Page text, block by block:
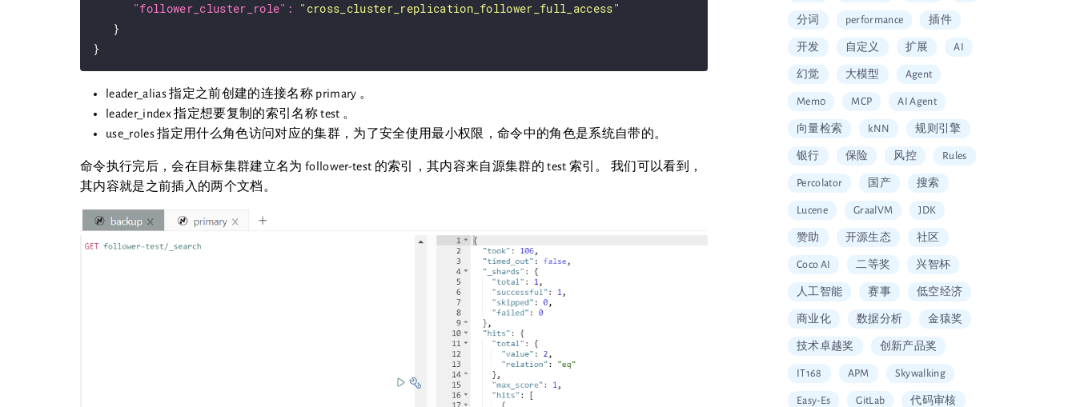
"follower_cluster_role": "cross_cluster_replication_follower_full_access"
   }
leader_alias 指定之前创建的连接名称 primary 。
leader_index 指定想要复制的索引名称 test 。
use_roles 指定用什么角色访问对应的集群，为了安全使用最小权限，命令中的角色是系统自带的。
命令执行完后，会在目标集群建立名为 follower-test 的索引，其内容来自源集群的 test 索引。 我们可以看到，
其内容就是之前插入的两个文档。
分词 performance 插件
开发 自定义 扩展 AI
幻觉 大模型 Agent
Mem0 MCP AI Agent
向量检索 kNN 规则引擎
银行 保险 风控 Rules
Percolator 国产 搜索
Lucene GraalVM JDK
赞助 开源生态 社区
Coco AI 二等奖 兴智杯
人工智能 赛事 低空经济
商业化 数据分析 金猿奖
技术卓越奖 创新产品奖
IT168 APM Skywalking
Easy-Es GitLab 代码审核